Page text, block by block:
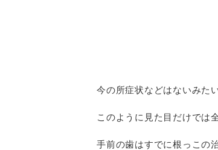
今の所症状などはないみた
このように見た目だけでは
手前の歯はすでに根っこの